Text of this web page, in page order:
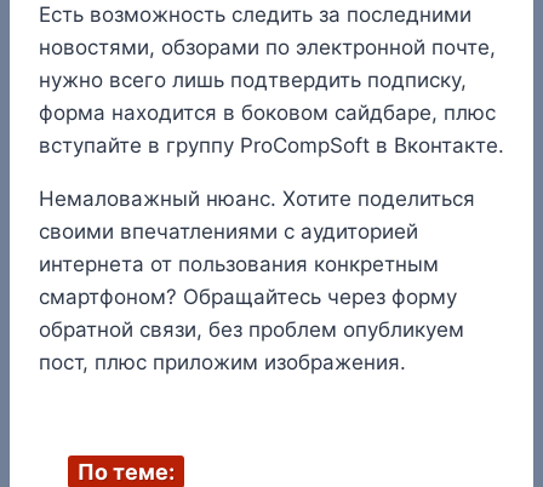
Есть возможность следить за последними
новостями, обзорами по электронной почте,
нужно всего лишь подтвердить подписку,
форма находится в боковом сайдбаре, плюс
вступайте в группу ProCompSoft в Вконтакте.
Немаловажный нюанс. Хотите поделиться
своими впечатлениями с аудиторией
интернета от пользования конкретным
смартфоном? Обращайтесь через форму
обратной связи, без проблем опубликуем
пост, плюс приложим изображения.
По теме: